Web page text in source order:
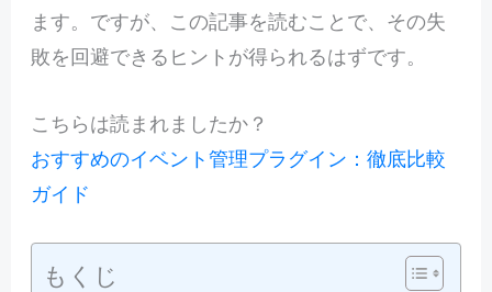
ます。ですが、この記事を読むことで、その失
敗を回避できるヒントが得られるはずです。
こちらは読まれましたか？
おすすめのイベント管理プラグイン：徹底比較
ガイド
もくじ